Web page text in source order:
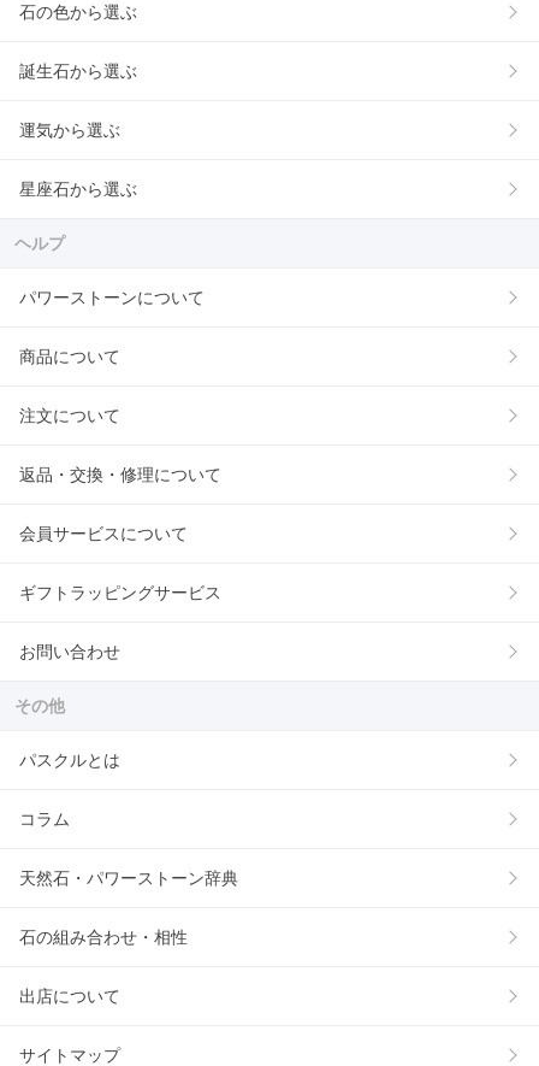
石の色から選ぶ
誕生石から選ぶ
運気から選ぶ
星座石から選ぶ
ヘルプ
パワーストーンについて
商品について
注文について
返品・交換・修理について
会員サービスについて
ギフトラッピングサービス
お問い合わせ
その他
パスクルとは
コラム
天然石・パワーストーン辞典
石の組み合わせ・相性
出店について
サイトマップ